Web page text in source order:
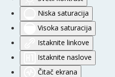
Niska saturacija
Visoka saturacija
Istaknite linkove
Istaknite naslove
Čitač ekrana